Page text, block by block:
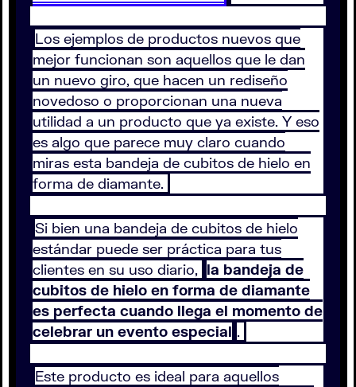
Los ejemplos de productos nuevos que
mejor funcionan son aquellos que le dan
un nuevo giro, que hacen un rediseño
novedoso o proporcionan una nueva
utilidad a un producto que ya existe. Y eso
es algo que parece muy claro cuando
miras esta bandeja de cubitos de hielo en
forma de diamante.
Si bien una bandeja de cubitos de hielo
estándar puede ser práctica para tus
clientes en su uso diario, la bandeja de
cubitos de hielo en forma de diamante
es perfecta cuando llega el momento de
celebrar un evento especial .
Este producto es ideal para aquellos